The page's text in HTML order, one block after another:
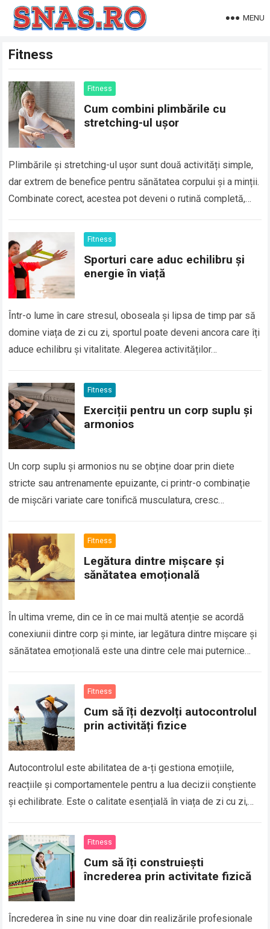
MENU
Fitness
Fitness
Cum combini plimbările cu
stretching-ul ușor
Plimbările și stretching-ul ușor sunt două activități simple,
dar extrem de benefice pentru sănătatea corpului și a minții.
Combinate corect, acestea pot deveni o rutină completă,
Fitness
Sporturi care aduc echilibru și
energie în viață
Într-o lume în care stresul, oboseala și lipsa de timp par să
domine viața de zi cu zi, sportul poate deveni ancora care îți
aduce echilibru și vitalitate. Alegerea activităților…
Fitness
Exerciții pentru un corp suplu și
armonios
Un corp suplu și armonios nu se obține doar prin diete
stricte sau antrenamente epuizante, ci printr-o combinație
de mișcări variate care tonifică musculatura, cresc
Fitness
Legătura dintre mișcare și
sănătatea emoțională
În ultima vreme, din ce în ce mai multă atenție se acordă
conexiunii dintre corp și minte, iar legătura dintre mișcare și
sănătatea emoțională este una dintre cele mai puternice…
Fitness
Cum să îți dezvolți autocontrolul
prin activități fizice
Autocontrolul este abilitatea de a-ți gestiona emoțiile,
reacțiile și comportamentele pentru a lua decizii conștiente
și echilibrate. Este o calitate esențială în viața de zi cu zi,
Fitness
Cum să îți construiești
încrederea prin activitate fizică
Încrederea în sine nu vine doar din realizările profesionale